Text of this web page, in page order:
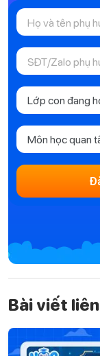
Lớp con đang
Môn học quan
Bài viết